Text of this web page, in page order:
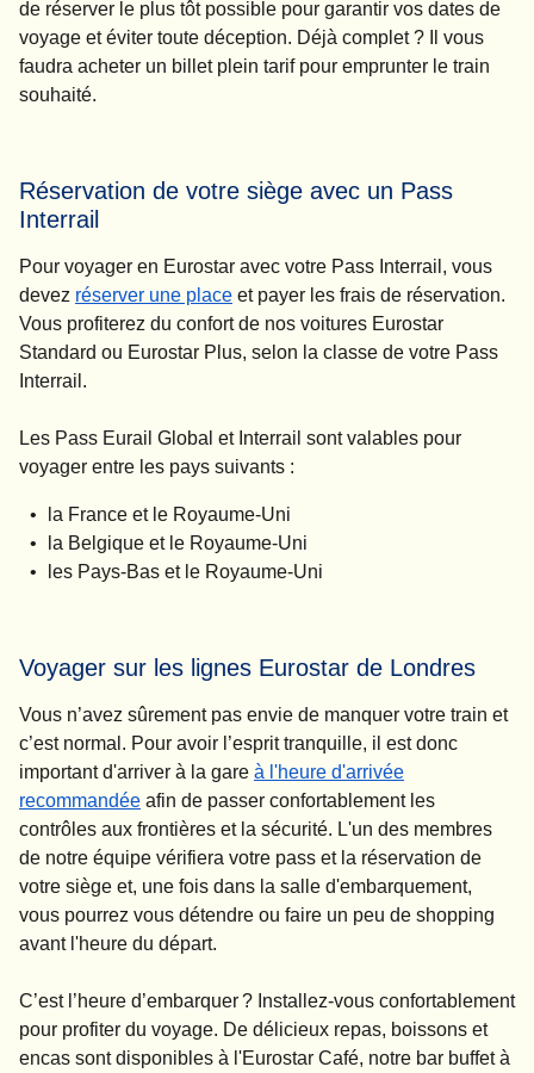
de réserver le plus tôt possible pour garantir vos dates de
voyage et éviter toute déception. Déjà complet ? Il vous
faudra acheter un billet plein tarif pour emprunter le train
souhaité.
Réservation de votre siège avec un Pass
Interrail
Pour voyager en Eurostar avec votre Pass Interrail , vous
devez réserver une place( Ouvre un nouvel onglet)
et payer les frais de réservation.
Vous profiterez du confort de nos voitures Eurostar
Standard ou Eurostar Plus, selon la classe de votre Pass
Interrail.
Les Pass Eurail Global et Interrail sont valables pour
voyager entre les pays suivants :
la France et le Royaume-Uni
la Belgique et le Royaume-Uni
les Pays-Bas et le Royaume-Uni
Voyager sur les lignes Eurostar de Londres
Vous n’avez sûrement pas envie de manquer votre train et
c’est normal. Pour avoir l’esprit tranquille, il est donc
important d'arriver à la gare à l'heure d'arrivée
recommandée afin de passer confortablement les
contrôles aux frontières et la sécurité. L'un des membres
de notre équipe vérifiera votre pass et la réservation de
votre siège et, une fois dans la salle d'embarquement,
vous pourrez vous détendre ou faire un peu de shopping
avant l'heure du départ.
C’est l’heure d’embarquer ? Installez-vous confortablement
pour profiter du voyage. De délicieux repas, boissons et
encas sont disponibles à l'Eurostar Café, notre bar buffet à